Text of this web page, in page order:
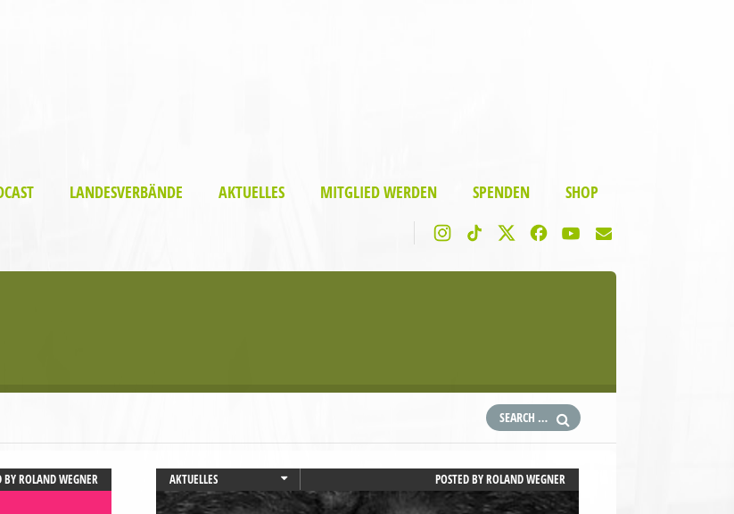
LANDESVERBÄNDE AKTUELLES MITGLIED WERDEN SPENDEN SHOP
BYROLAND WEGNER
AKTUELLES
NORDRHEIN-WESTFALEN
POSTED BYROLAND WEGNER